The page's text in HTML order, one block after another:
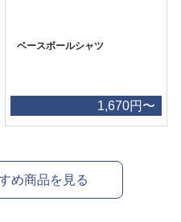
ベースボールシャツ
1,670円〜
め商品を見る